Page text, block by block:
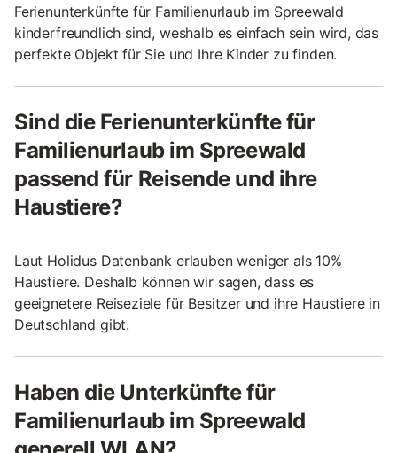
Ferienunterkünfte für Familienurlaub im Spreewald
kinderfreundlich sind, weshalb es einfach sein wird, das
perfekte Objekt für Sie und Ihre Kinder zu finden.
Sind die Ferienunterkünfte für
Familienurlaub im Spreewald
passend für Reisende und ihre
Haustiere?
Laut Holidus Datenbank erlauben weniger als 10%
Haustiere. Deshalb können wir sagen, dass es
geeignetere Reiseziele für Besitzer und ihre Haustiere in
Deutschland gibt.
Haben die Unterkünfte für
Familienurlaub im Spreewald